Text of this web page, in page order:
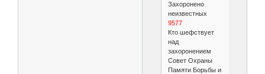
Захоронено
неизвестных
9577
Кто шефствует
над
захоронением
Совет Охраны
Памяти Борьбы и